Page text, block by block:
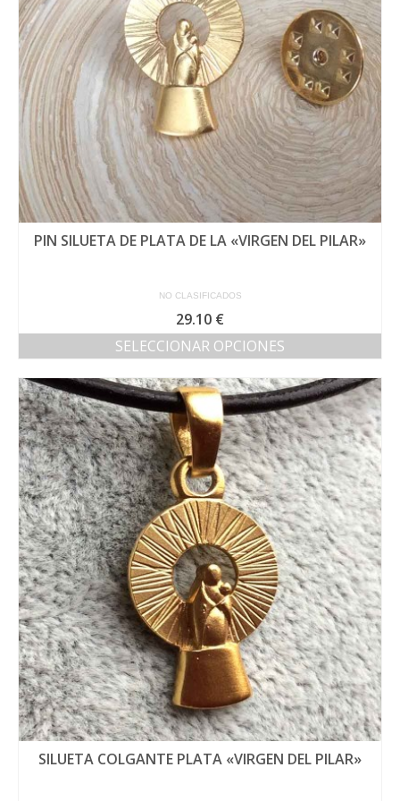
elegir
en
la
página
de
producto
PIN SILUETA DE PLATA DE LA «VIRGEN DEL PILAR»
NO CLASIFICADOS
29.10 €
SELECCIONAR OPCIONES
producto
tiene
múltiples
variantes.
Las
opciones
se
pueden
elegir
en
la
página
de
producto
SILUETA COLGANTE PLATA «VIRGEN DEL PILAR»